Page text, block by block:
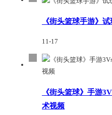
《街头篮球手游》
11-17
《街头篮球》手游
术视频